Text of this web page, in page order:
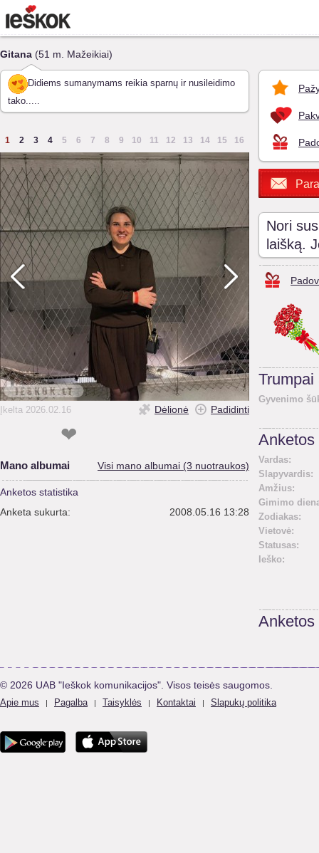
Gitana (51 m. Mažeikiai)
Didiems sumanymams reikia sparnų ir nusileidimo
tako.....
1 2 3 4 5 6 7 8 9 10 11 12 13 14 15 16
Įkelta 2026.02.16 Dėlionė Padidinti
❤
Mano albumai Visi mano albumai (3 nuotraukos)
Anketos statistika
Anketa sukurta:
2008.05.16 13:28
Nori
laišką.
Trumpai
Gyvenimo
Anketos
Vardas:
Slapyvardis:
Amžius:
Gimimo
Zodiakas:
Vietovė:
Statusas:
Ieško:
Anketos
© 2026 UAB "Ieškok komunikacijos". Visos teisės saugomos.
Apie mus | Pagalba | Taisyklės | Kontaktai | Slapukų politika